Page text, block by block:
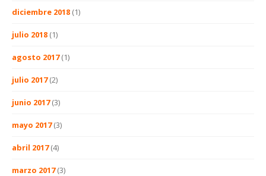
diciembre 2018 (1)
julio 2018 (1)
agosto 2017(1)
julio 2017(2)
junio 2017(3)
mayo 2017(3)
abril 2017(4)
marzo 2017(3)